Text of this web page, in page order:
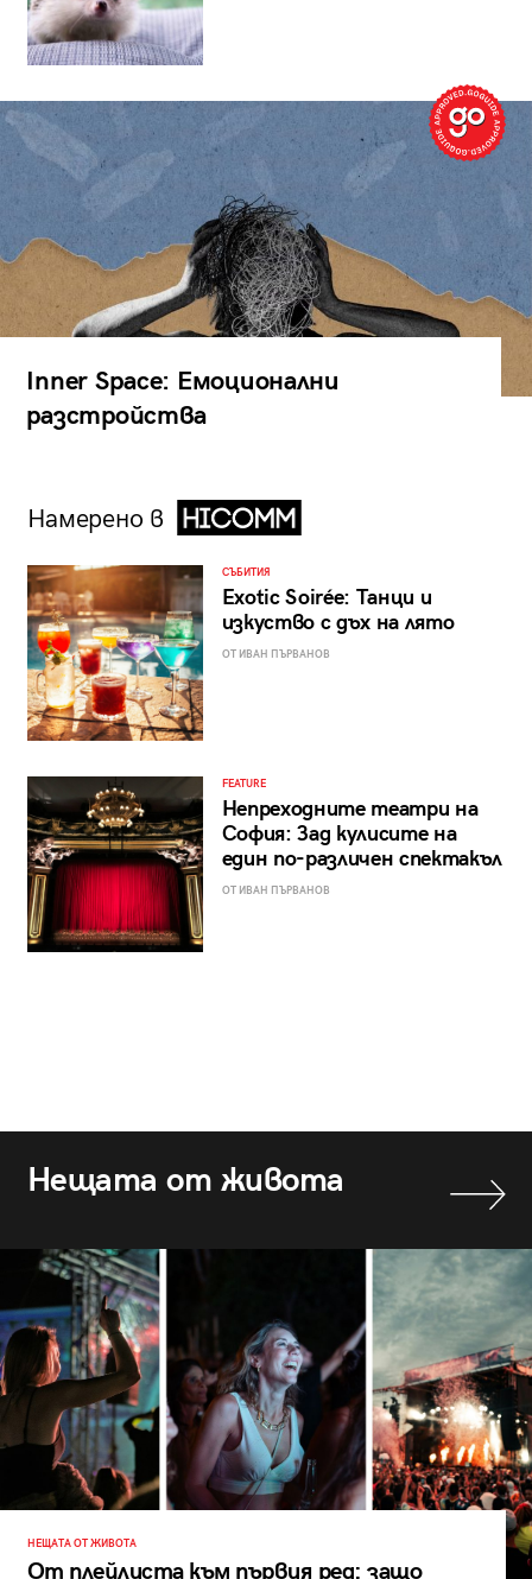
Inner Space: Емоционални
разстройства
Намерено в
СЪБИТИЯ
Exotic Soirée: Танци и
изкуство с дъх на лято
ОТ ИВАН ПЪРВАНОВ
FEATURE
Непреходните театри на
София: Зад кулисите на
един по-различен спектакъл
ОТ ИВАН ПЪРВАНОВ
Нещата от живота
НЕЩАТА ОТ ЖИВОТА
От плейлиста към първия ред: защо